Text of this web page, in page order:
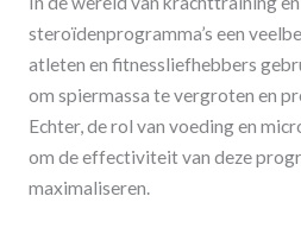
steroïdenprogramma’s een
atleten en fitnessliefhebbers
om spiermassa te vergroten en
Echter, de rol van voeding en
om de effectiviteit van deze
maximaliseren.